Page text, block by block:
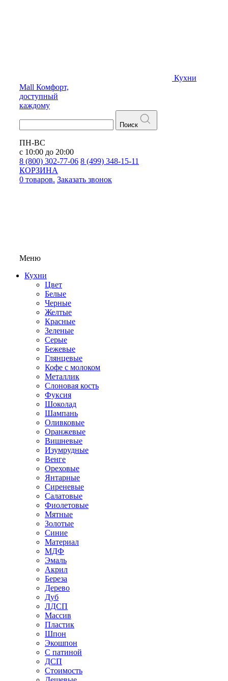
Кухни
Mall Комфорт,
доступный
каждому
Поиск
ПН-ВС
с 10:00 до 20:00
8 (800) 302-77-06 8 (499) 348-15-11
КОРЗИНА
0 товаров. Заказать звонок
Меню
Кухни
Цвет
Белые
Черные
Желтые
Красные
Зеленые
Серые
Бежевые
Глянцевые
Кофе с молоком
Металлик
Слоновая кость
Фуксия
Шоколад
Шампань
Оливковые
Оранжевые
Вишневые
Изумрудные
Венге
Ореховые
Янтарные
Сиреневые
Салатовые
Фиолетовые
Мятные
Золотые
Синие
Материал
МДФ
Эмаль
Акрил
Береза
Дерево
Дуб
ЛДСП
Массив
Пластик
Шпон
Экошпон
С патиной
ДСП
Стоимость